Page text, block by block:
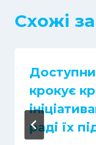
Схожі
крокує
раді їх